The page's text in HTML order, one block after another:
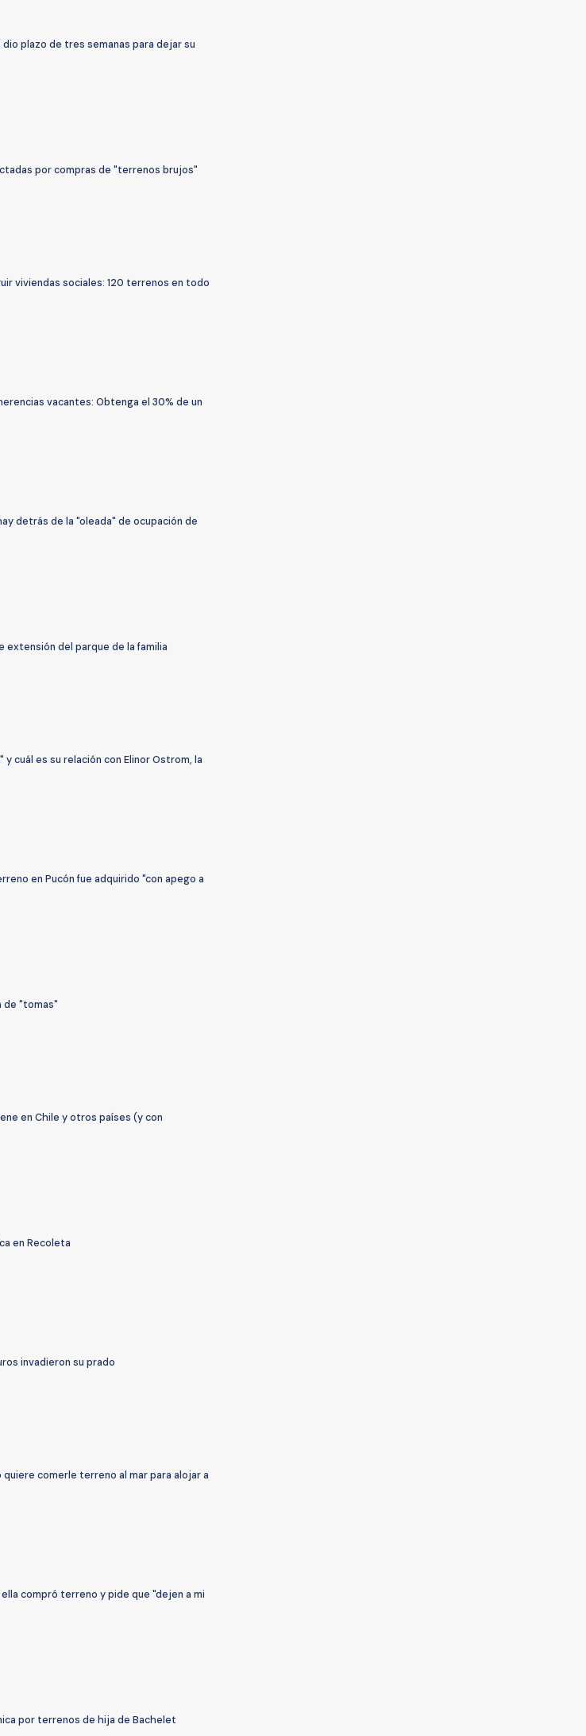
dio plazo de tres semanas para dejar su
por compras de "terrenos brujos"
viviendas sociales: 120 terrenos en todo
vacantes: Obtenga el 30% de un
detrás de la "oleada" de ocupación de
extensión del parque de la familia
cuál es su relación con Elinor Ostrom, la
en Pucón fue adquirido "con apego a
de "tomas"
en Chile y otros países (y con
en Recoleta
invadieron su prado
comerle terreno al mar para alojar a
compró terreno y pide que "dejen a mi
por terrenos de hija de Bachelet